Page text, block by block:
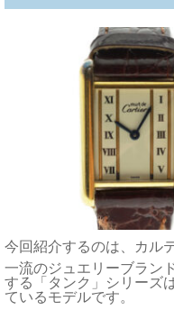
今回紹介するのは、カル
一流のジュエリーブラン
する「タンク」シリーズ
ているモデルです。